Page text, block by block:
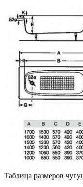
Таблица размеров